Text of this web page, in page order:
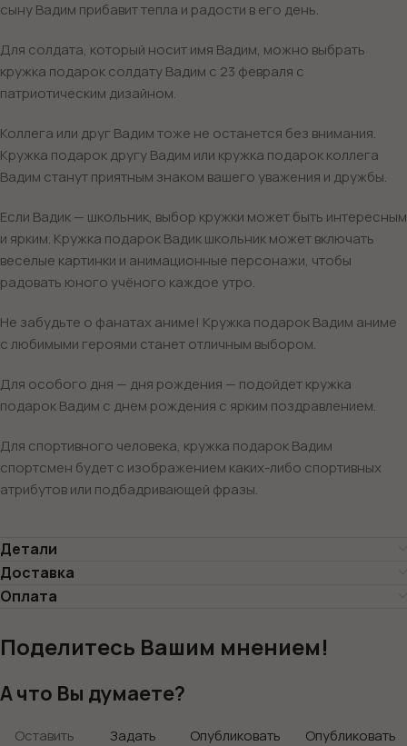
сыну Вадим прибавит тепла и радости в его день.
Для солдата, который носит имя Вадим, можно выбрать
кружка подарок солдату Вадим с 23 февраля с
патриотическим дизайном.
Коллега или друг Вадим тоже не останется без внимания.
Кружка подарок другу Вадим или кружка подарок коллега
Вадим станут приятным знаком вашего уважения и дружбы.
Если Вадик — школьник, выбор кружки может быть интересным
и ярким. Кружка подарок Вадик школьник может включать
веселые картинки и анимационные персонажи, чтобы
радовать юного учёного каждое утро.
Не забудьте о фанатах аниме! Кружка подарок Вадим аниме
с любимыми героями станет отличным выбором.
Для особого дня — дня рождения — подойдет кружка
подарок Вадим с днем рождения с ярким поздравлением.
Для спортивного человека, кружка подарок Вадим
спортсмен будет с изображением каких-либо спортивных
атрибутов или подбадривающей фразы.
Детали
Доставка
Оплата
Поделитесь Вашим мнением!
А что Вы думаете?
Оставить
Задать
Опубликовать
Опубликовать